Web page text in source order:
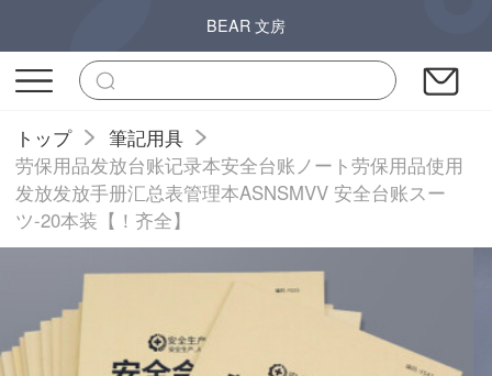
BEAR 文房
トップ
筆記用具
劳保用品发放台账记录本安全台账ノート劳保用品使用
发放发放手册汇总表管理本ASNSMVV 安全台账スー
ツ-20本装【！齐全】